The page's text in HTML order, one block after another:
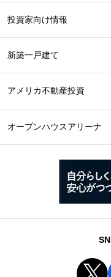
投資家向け情報
新築一戸建て
アメリカ不動産投資
オープンハウスアリーナ